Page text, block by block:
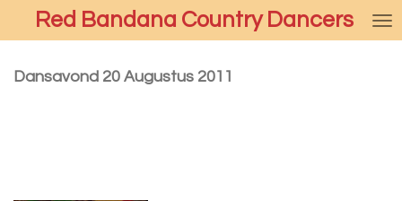
direct
de
Red Bandana Country Dancers
Dansavond 20 Augustus 2011